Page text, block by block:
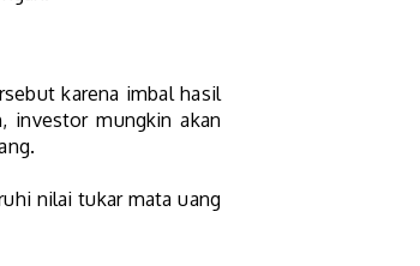
karena imbal hasil
investor mungkin akan
nilai tukar mata uang